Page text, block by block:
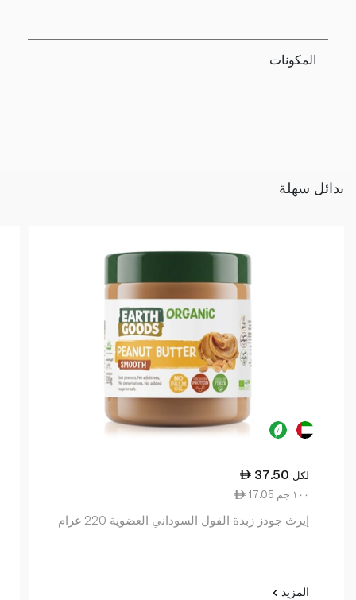
المكونات
بدائل سهلة
37.50 لكل
17.05 ١٠٠ جم
إيرث جودز زبدة الفول السوداني العضوية 220 غرام
المزيد